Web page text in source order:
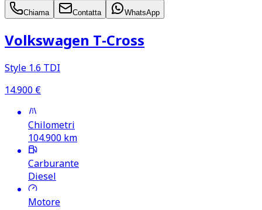
Chiama Contatta WhatsApp
Volkswagen T‑Cross
Style 1.6 TDI
14.900 €
Chilometri
104.900 km
Carburante
Diesel
Motore